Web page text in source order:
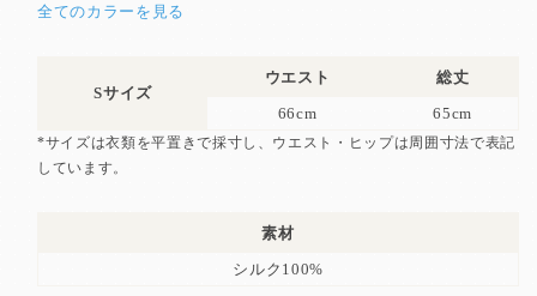
全てのカラーを見る
Sサイズ
ウエスト
総丈
66cm
65cm
*サイズは衣類を平置きで採寸し、ウエスト・ヒップは周囲寸法で表記
しています。
素材
シルク100%